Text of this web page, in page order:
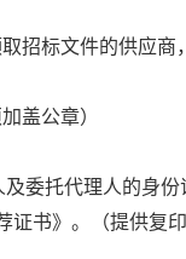
招标文件的供应商
盖公章）
委托代理人的身
证书》。（提供复